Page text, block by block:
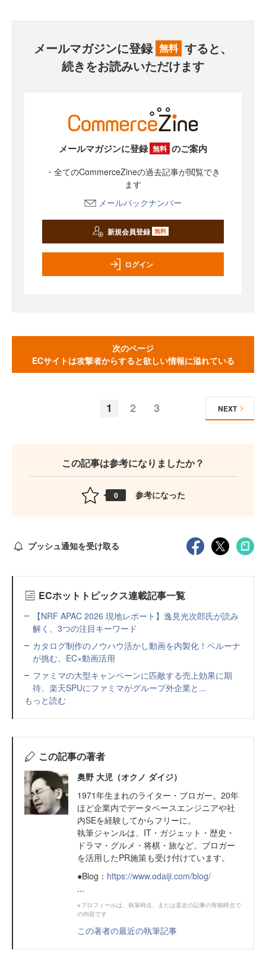
メールマガジンに登録 無料 すると、
続きをお読みいただけます
メールマガジンに登録 無料 のご案内
・全てのCommerceZineの過去記事が閲覧でき
ます
メールバックナンバー
新規会員登録 無料
ログイン
次のページ
ECサイトは攻撃者からすると欲しい情報に溢れている
1 2 3 NEXT
この記事は参考になりましたか？
0 参考になった
プッシュ通知を受け取る
ECホットトピックス連載記事一覧
【NRF APAC 2026 現地レポート】逸見光次郎氏が読み
解く、3つの注目キーワード
カタログ制作のノウハウ活かし動画を内製化！ベルーナ
が挑む、EC×動画活用
ファミマの大型キャンペーンに匹敵する売上効果に期
待、楽天SPUにファミマがグループ外企業と...
もっと読む
この記事の著者
奥野 大児（オクノ ダイジ）
1971年生まれのライター・ブロガー。20年
ほど企業内でデータベースエンジニアや社
内SEを経験してからフリーに。
執筆ジャンルは、IT・ガジェット・歴史・
ドラマ・グルメ・将棋・旅など。ブロガー
を活用したPR施策も受け付けています。
●Blog： https://www.odaiji.com/blog/
...
※プロフィールは、執筆時点、または直近の記事の寄稿時点で
の内容です
この著者の最近の執筆記事